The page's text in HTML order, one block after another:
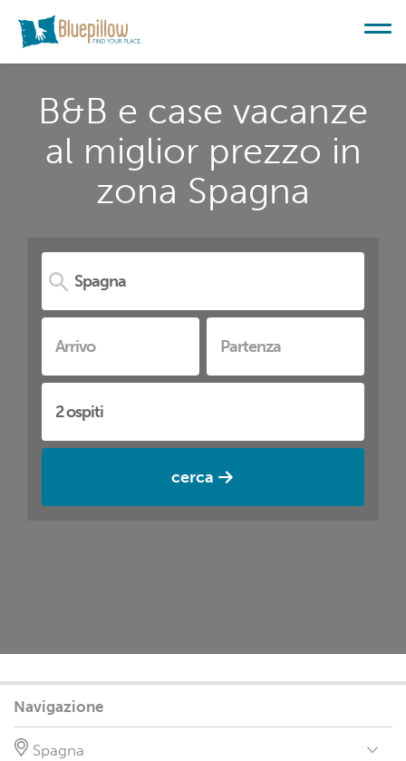
B&B e case vacanze
al miglior prezzo in
zona Spagna
cerca
Navigazione
Spagna